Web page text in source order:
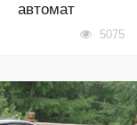
автомат
5075